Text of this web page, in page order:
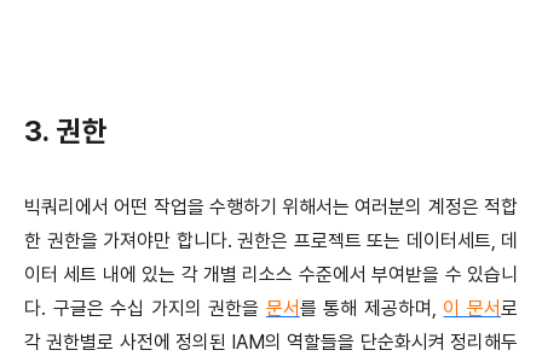
3. 권한
빅쿼리에서 어떤 작업을 수행하기 위해서는 여러분의 계정은 적합
한 권한을 가져야만 합니다. 권한은 프로젝트 또는 데이터세트, 데
이터 세트 내에 있는 각 개별 리소스 수준에서 부여받을 수 있습니
다. 구글은 수십 가지의 권한을 문서를 통해 제공하며, 이 문서로
각 권한별로 사전에 정의된 IAM의 역할들을 단순화시켜 정리해두